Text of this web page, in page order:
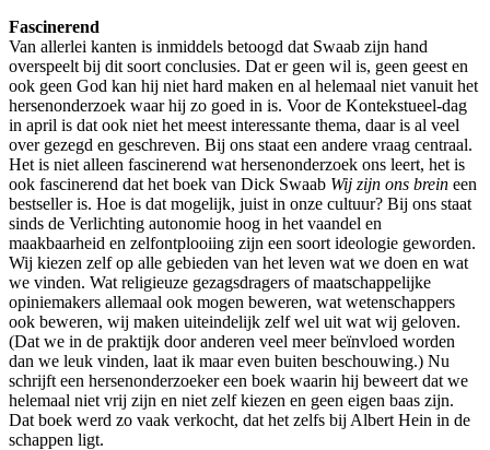
Fascinerend
Van allerlei kanten is inmiddels betoogd dat Swaab zijn hand
overspeelt bij dit soort conclusies. Dat er geen wil is, geen geest en
ook geen God kan hij niet hard maken en al helemaal niet vanuit het
hersenonderzoek waar hij zo goed in is. Voor de Kontekstueel-dag
in april is dat ook niet het meest interessante thema, daar is al veel
over gezegd en geschreven. Bij ons staat een andere vraag centraal.
Het is niet alleen fascinerend wat hersenonderzoek ons leert, het is
ook fascinerend dat het boek van Dick Swaab Wij zijn ons brein een
bestseller is. Hoe is dat mogelijk, juist in onze cultuur? Bij ons staat
sinds de Verlichting autonomie hoog in het vaandel en
maakbaarheid en zelfontplooiing zijn een soort ideologie geworden.
Wij kiezen zelf op alle gebieden van het leven wat we doen en wat
we vinden. Wat religieuze gezagsdragers of maatschappelijke
opiniemakers allemaal ook mogen beweren, wat wetenschappers
ook beweren, wij maken uiteindelijk zelf wel uit wat wij geloven.
(Dat we in de praktijk door anderen veel meer beïnvloed worden
dan we leuk vinden, laat ik maar even buiten beschouwing.) Nu
schrijft een hersenonderzoeker een boek waarin hij beweert dat we
helemaal niet vrij zijn en niet zelf kiezen en geen eigen baas zijn.
Dat boek werd zo vaak verkocht, dat het zelfs bij Albert Hein in de
schappen ligt.